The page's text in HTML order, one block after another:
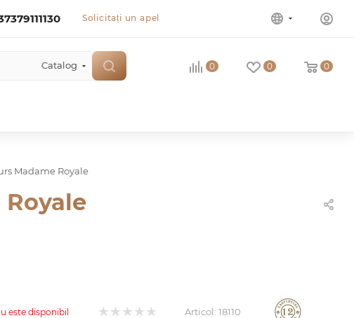
Solicitați un apel
Catalog 0 0 0
Madame Royale
Royale
este disponibil Articol: 18110